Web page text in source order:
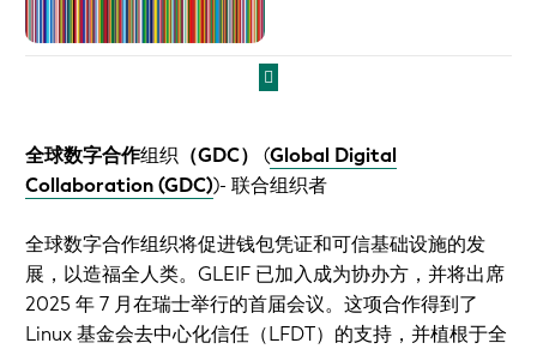
全球数字合作组织 （GDC） (Global Digital
Collaboration (GDC))- 联合组织者
全球数字合作组织将促进钱包凭证和可信基础设施的发
展，以造福全人类。GLEIF 已加入成为协办方，并将出席
2025 年 7 月在瑞士举行的首届会议。这项合作得到了
Linux 基金会去中心化信任（LFDT）的支持，并植根于全